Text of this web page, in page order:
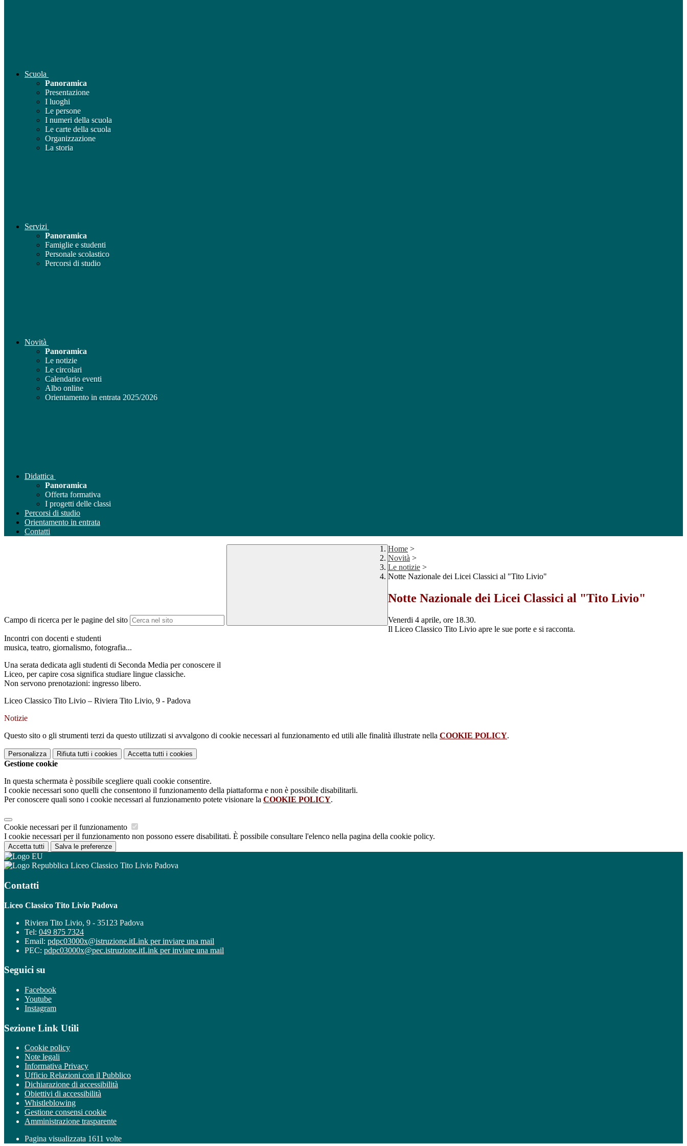
Scuola
Panoramica
Presentazione
I luoghi
Le persone
I numeri della scuola
Le carte della scuola
Organizzazione
La storia
Servizi
Panoramica
Famiglie e studenti
Personale scolastico
Percorsi di studio
Novità
Panoramica
Le notizie
Le circolari
Calendario eventi
Albo online
Orientamento in entrata 2025/2026
Didattica
Panoramica
Offerta formativa
I progetti delle classi
Percorsi di studio
Orientamento in entrata
Contatti
Campo di ricerca per le pagine del sito
Home >
Novità >
Le notizie >
Notte Nazionale dei Licei Classici al "Tito Livio"
Notte Nazionale dei Licei Classici al "Tito Livio"
Venerdi 4 aprile, ore 18.30.
Il Liceo Classico Tito Livio apre le sue porte e si racconta.
Incontri con docenti e studenti
musica, teatro, giornalismo, fotografia...
Una serata dedicata agli studenti di Seconda Media per conoscere il
Liceo, per capire cosa significa studiare lingue classiche.
Non servono prenotazioni: ingresso libero.
Liceo Classico Tito Livio – Riviera Tito Livio, 9 - Padova
Notizie
Questo sito o gli strumenti terzi da questo utilizzati si avvalgono di cookie necessari al funzionamento ed utili alle finalità illustrate nella COOKIE POLICY.
Personalizza Rifiuta tutti i cookies Accetta tutti i cookies
Gestione cookie
In questa schermata è possibile scegliere quali cookie consentire.
I cookie necessari sono quelli che consentono il funzionamento della piattaforma e non è possibile disabilitarli.
Per conoscere quali sono i cookie necessari al funzionamento potete visionare la COOKIE POLICY.
Cookie necessari per il funzionamento
I cookie necessari per il funzionamento non possono essere disabilitati. È possibile consultare l'elenco nella pagina della cookie policy.
Accetta tutti Salva le preferenze
Liceo Classico Tito Livio Padova
Contatti
Liceo Classico Tito Livio Padova
Riviera Tito Livio, 9 - 35123 Padova
Tel: 049 875 7324
Email: pdpc03000x@istruzione.itLink per inviare una mail
PEC: pdpc03000x@pec.istruzione.itLink per inviare una mail
Seguici su
Facebook
Youtube
Instagram
Sezione Link Utili
Cookie policy
Note legali
Informativa Privacy
Ufficio Relazioni con il Pubblico
Dichiarazione di accessibilità
Obiettivi di accessibilità
Whistleblowing
Gestione consensi cookie
Amministrazione trasparente
Pagina visualizzata 1611 volte